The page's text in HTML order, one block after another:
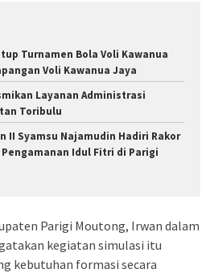
Turnamen Bola Voli Kawanua
Voli Kawanua Jaya
Layanan Administrasi
Toribulu
II Syamsu Najamudin Hadiri Rakor
Idul Fitri di Parigi
Parigi Moutong, Irwan dalam
kegiatan simulasi itu
kebutuhan formasi secara